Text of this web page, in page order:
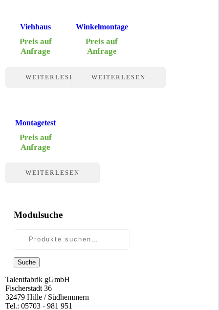
Viehhaus
Preis auf
Anfrage
WEITERLESEN
Winkelmontage
Preis auf
Anfrage
WEITERLESEN
Montagetest
Preis auf
Anfrage
WEITERLESEN
Modulsuche
Suche
Talentfabrik gGmbH
Fischerstadt 36
32479 Hille / Südhemmern
Tel.: 05703 - 981 951